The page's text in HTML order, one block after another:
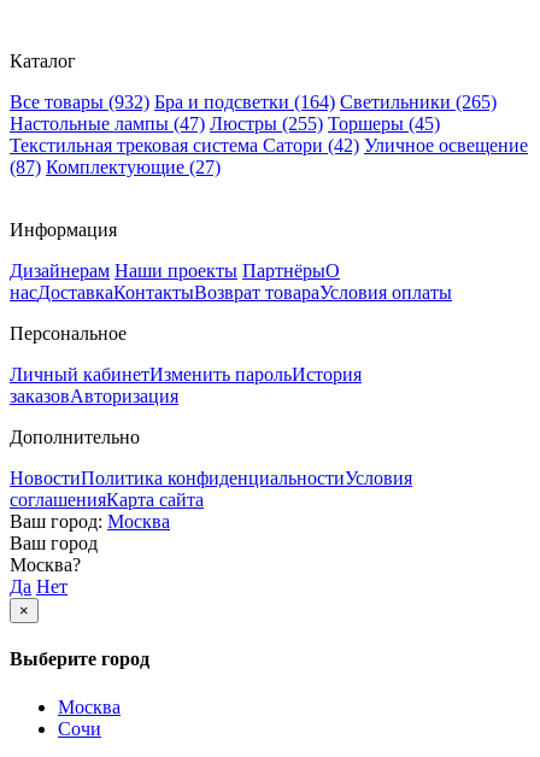
Каталог
Все товары (932) Бра и подсветки (164) Светильники (265)
Настольные лампы (47) Люстры (255) Торшеры (45)
Текстильная трековая система Сатори (42) Уличное освещение
(87) Комплектующие (27)
Информация
Дизайнерам Наши проекты ПартнёрыО
насДоставкаКонтактыВозврат товараУсловия оплаты
Персональное
Личный кабинетИзменить парольИстория
заказовАвторизация
Дополнительно
НовостиПолитика конфиденциальностиУсловия
соглашенияКарта сайта
Ваш город: Москва
Ваш город
Москва?
Да Нет
×
Выберите город
Москва
Сочи